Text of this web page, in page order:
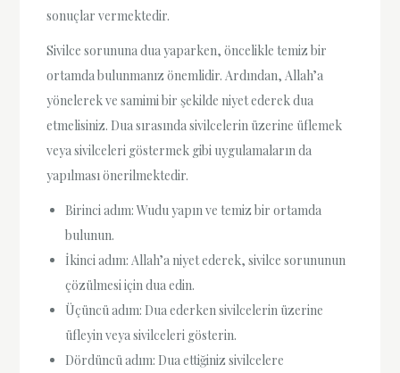
sonuçlar vermektedir.
Sivilce sorununa dua yaparken, öncelikle temiz bir
ortamda bulunmanız önemlidir. Ardından, Allah’a
yönelerek ve samimi bir şekilde niyet ederek dua
etmelisiniz. Dua sırasında sivilcelerin üzerine üflemek
veya sivilceleri göstermek gibi uygulamaların da
yapılması önerilmektedir.
Birinci adım: Wudu yapın ve temiz bir ortamda
bulunun.
İkinci adım: Allah’a niyet ederek, sivilce sorununun
çözülmesi için dua edin.
Üçüncü adım: Dua ederken sivilcelerin üzerine
üfleyin veya sivilceleri gösterin.
Dördüncü adım: Dua ettiğiniz sivilcelere